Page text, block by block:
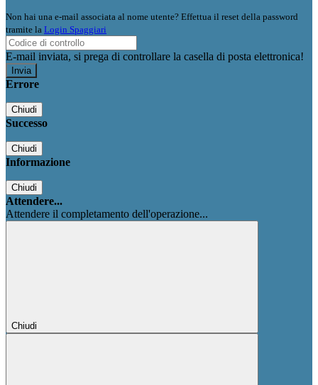
Non hai una e-mail associata al nome utente? Effettua il reset della password
tramite la Login Spaggiari
E-mail inviata, si prega di controllare la casella di posta elettronica!
Errore
Chiudi
Successo
Chiudi
Informazione
Chiudi
Attendere...
Attendere il completamento dell'operazione...
Chiudi